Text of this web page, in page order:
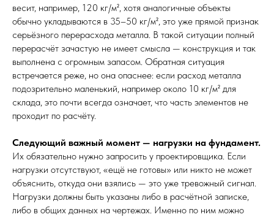
весит, например, 120 кг/м², хотя аналогичные объекты
обычно укладываются в 35–50 кг/м², это уже прямой признак
серьёзного перерасхода металла. В такой ситуации полный
перерасчёт зачастую не имеет смысла — конструкция и так
выполнена с огромным запасом. Обратная ситуация
встречается реже, но она опаснее: если расход металла
подозрительно маленький, например около 10 кг/м² для
склада, это почти всегда означает, что часть элементов не
проходит по расчёту.
Следующий важный момент — нагрузки на фундамент.
Их обязательно нужно запросить у проектировщика. Если
нагрузки отсутствуют, «ещё не готовы» или никто не может
объяснить, откуда они взялись — это уже тревожный сигнал.
Нагрузки должны быть указаны либо в расчётной записке,
либо в общих данных на чертежах. Именно по ним можно